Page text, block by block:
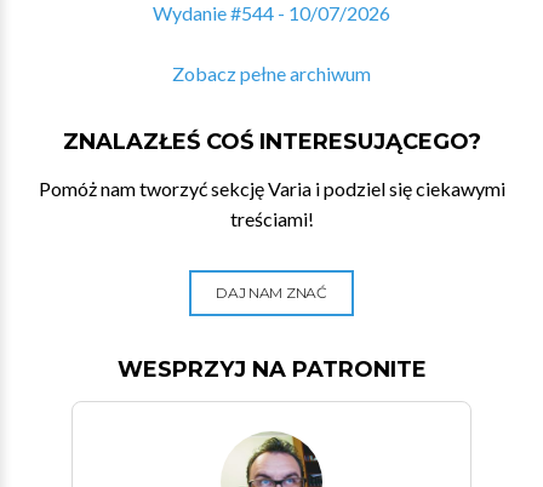
Wydanie #544 - 10/07/2026
Zobacz pełne archiwum
ZNALAZŁEŚ COŚ INTERESUJĄCEGO?
Pomóż nam tworzyć sekcję Varia i podziel się ciekawymi
treściami!
DAJ NAM ZNAĆ
WESPRZYJ NA PATRONITE